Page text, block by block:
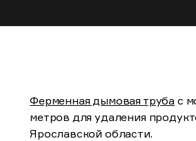
Ферменная дымовая труба с
метров для удаления
Ярославской области.